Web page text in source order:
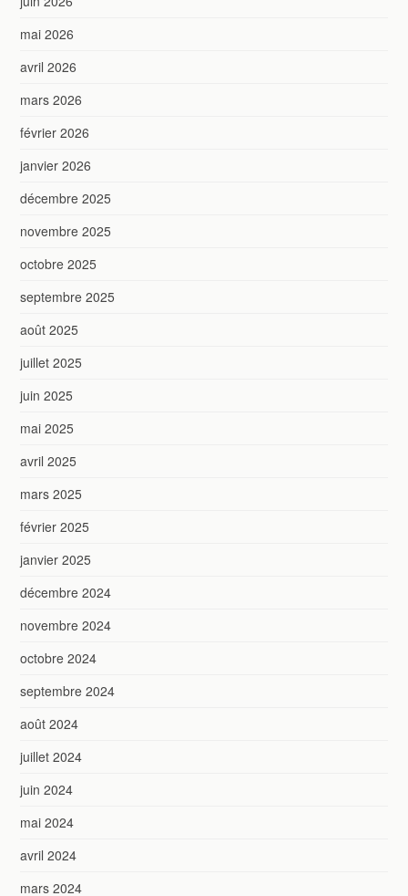
mai 2026
avril 2026
mars 2026
février 2026
janvier 2026
décembre 2025
novembre 2025
octobre 2025
septembre 2025
août 2025
juillet 2025
juin 2025
mai 2025
avril 2025
mars 2025
février 2025
janvier 2025
décembre 2024
novembre 2024
octobre 2024
septembre 2024
août 2024
juillet 2024
juin 2024
mai 2024
avril 2024
mars 2024